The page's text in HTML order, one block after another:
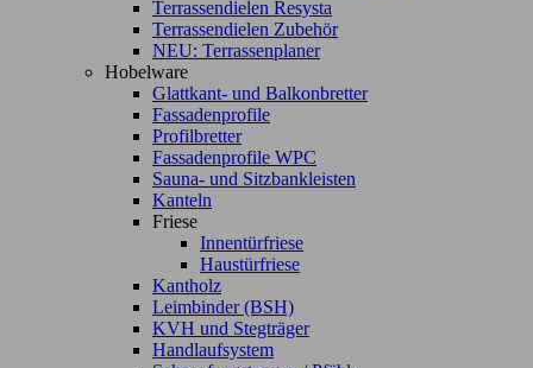
Terrassendielen Resysta
Terrassendielen Zubehör
NEU: Terrassenplaner
Hobelware
Glattkant- und Balkonbretter
Fassadenprofile
Profilbretter
Fassadenprofile WPC
Sauna- und Sitzbankleisten
Kanteln
Friese
Innentürfriese
Haustürfriese
Kantholz
Leimbinder (BSH)
KVH und Stegträger
Handlaufsystem